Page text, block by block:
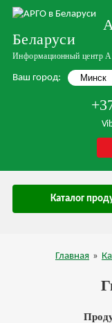
Беларуси
Информационный центр
Ваш город:
Каталог
Главная »